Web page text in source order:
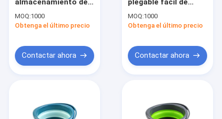
almacenamiento de
ahorro de espacio
MOQ:1000
Obtenga el último precio
Contactar ahora
plegable fácil de
para viajar plegable
MOQ:1000
Obtenga el último precio
Contactar ahora